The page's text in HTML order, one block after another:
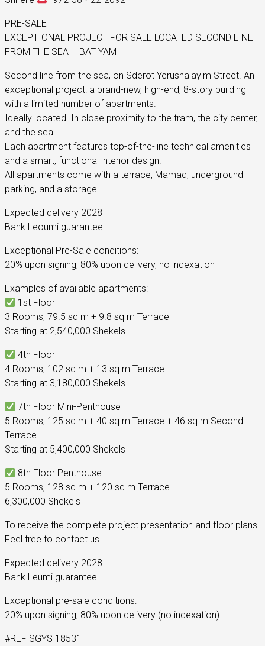
PRE-SALE
EXCEPTIONAL PROJECT FOR SALE LOCATED SECOND LINE
FROM THE SEA – BAT YAM
Second line from the sea, on Sderot Yerushalayim Street. An
exceptional project: a brand-new, high-end, 8-story building
with a limited number of apartments.
Ideally located. In close proximity to the tram, the city center,
and the sea.
Each apartment features top-of-the-line technical amenities
and a smart, functional interior design.
All apartments come with a terrace, Mamad, underground
parking, and a storage.
Expected delivery 2028
Bank Leoumi guarantee
Exceptional Pre-Sale conditions:
20% upon signing, 80% upon delivery, no indexation
Examples of available apartments:
1st Floor
3 Rooms, 79.5 sq m + 9.8 sq m Terrace
Starting at 2,540,000 Shekels
4th Floor
4 Rooms, 102 sq m + 13 sq m Terrace
Starting at 3,180,000 Shekels
7th Floor Mini-Penthouse
5 Rooms, 125 sq m + 40 sq m Terrace + 46 sq m Second
Terrace
Starting at 5,400,000 Shekels
8th Floor Penthouse
5 Rooms, 128 sq m + 120 sq m Terrace
6,300,000 Shekels
To receive the complete project presentation and floor plans.
Feel free to contact us
Expected delivery 2028
Bank Leumi guarantee
Exceptional pre-sale conditions:
20% upon signing, 80% upon delivery (no indexation)
#REF SGYS 18531